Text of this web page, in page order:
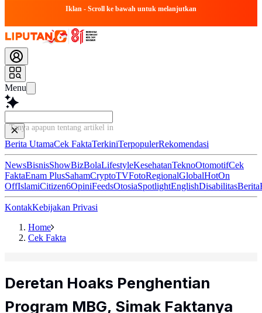
Iklan - Scroll ke bawah untuk melanjutkan
Menu
Tanya apapun tentang artikel ini...
Berita UtamaCek FaktaTerkiniTerpopulerRekomendasi
NewsBisnisShowBizBolaLifestyleKesehatanTeknoOtomotifCek
FaktaEnam PlusSahamCryptoTVFotoRegionalGlobalHotOn
OffIslamiCitizen6OpiniFeedsOtosiaSpotlightEnglishDisabilitasBerita
KontakKebijakan Privasi
Home
Cek Fakta
Deretan Hoaks Penghentian
Program MBG, Simak Faktanya